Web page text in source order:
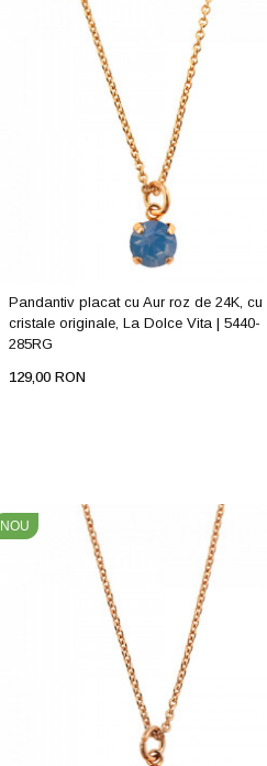
Pandantiv placat cu Aur roz de 24K, cu
cristale originale, La Dolce Vita | 5440-
285RG
129,00 RON
NOU